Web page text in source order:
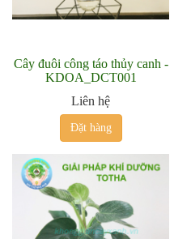
Cây đuôi công táo thủy canh -
KDOA_DCT001
Liên hệ
Đặt hàng